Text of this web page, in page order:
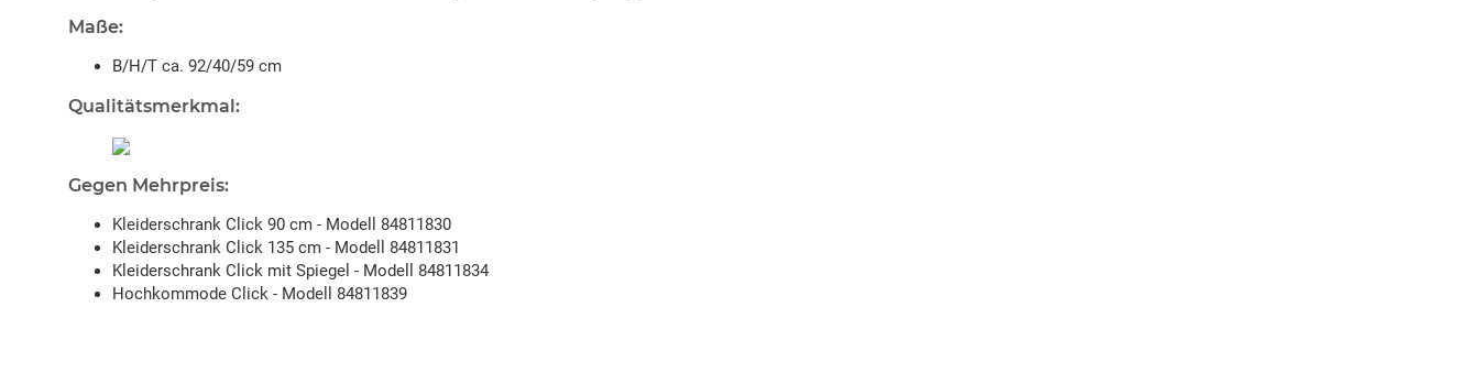
Maße:
B/H/T ca. 92/40/59 cm
Qualitätsmerkmal:
Gegen Mehrpreis:
Kleiderschrank Click 90 cm - Modell 84811830
Kleiderschrank Click 135 cm - Modell 84811831
Kleiderschrank Click mit Spiegel - Modell 84811834
Hochkommode Click - Modell 84811839